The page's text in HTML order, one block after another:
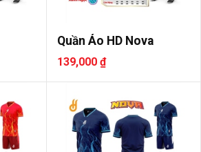
Quần Áo HD Nova
139,000 ₫